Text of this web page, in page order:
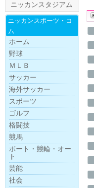
ニッカンスタジアム
ニッカンスポーツ・ コ
ム
ホーム
野球
ＭＬＢ
サッカー
海外サッカー
スポーツ
ゴルフ
格闘技
競馬
ボー ト・ 競輪・ オー
ト
芸能
社会